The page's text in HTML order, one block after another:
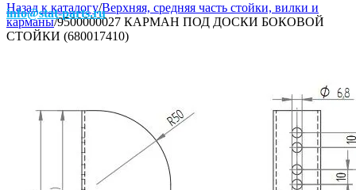
info@stat-parts.ru
Назад к каталогу/Верхняя, средняя часть стойки, вилки и
карманы/9500000027 КАРМАН ПОД ДОСКИ БОКОВОЙ
СТОЙКИ (680017410)